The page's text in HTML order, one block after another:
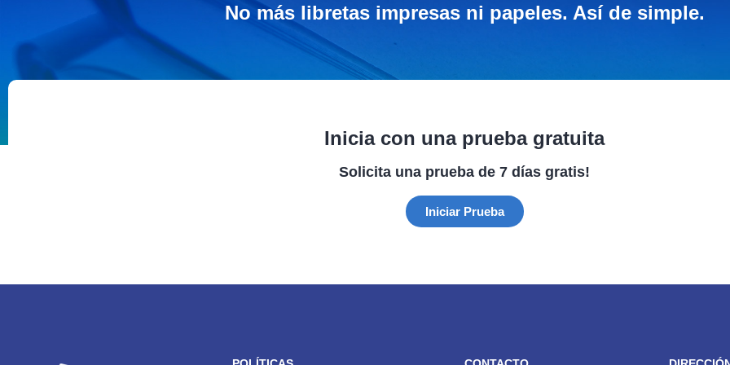
No más libretas impresas ni papeles. Así de simple.
Inicia con una prueba gratuita
Solicita una prueba de 7 días gratis!
Iniciar Prueba